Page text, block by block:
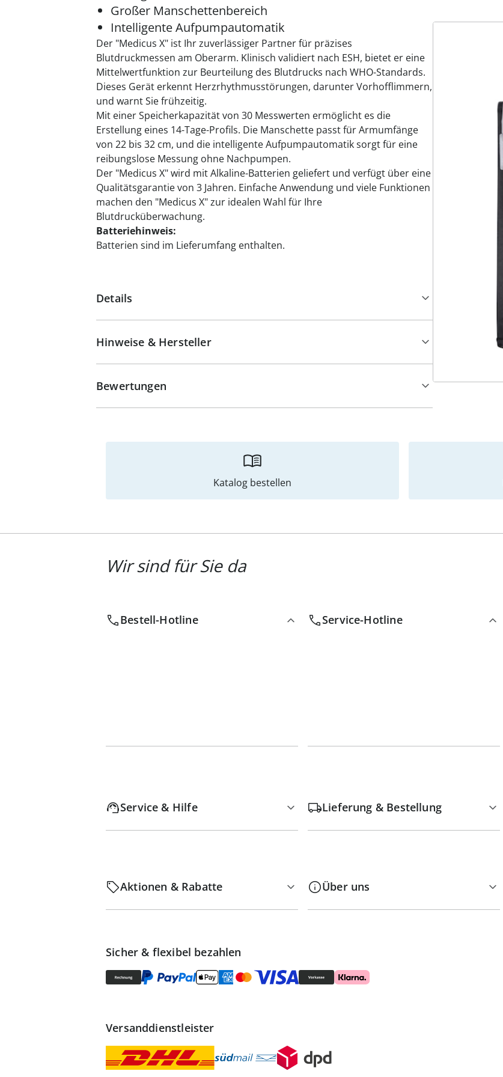
Großer Manschettenbereich
Intelligente Aufpumpautomatik
Der "Medicus X" ist Ihr zuverlässiger Partner für präzises
Blutdruckmessen am Oberarm. Klinisch validiert nach ESH, bietet er eine
Mittelwertfunktion zur Beurteilung des Blutdrucks nach WHO-Standards.
Dieses Gerät erkennt Herzrhythmusstörungen, darunter Vorhofflimmern,
und warnt Sie frühzeitig.
Mit einer Speicherkapazität von 30 Messwerten ermöglicht es die
Erstellung eines 14-Tage-Profils. Die Manschette passt für Armumfänge
von 22 bis 32 cm, und die intelligente Aufpumpautomatik sorgt für eine
reibungslose Messung ohne Nachpumpen.
Der "Medicus X" wird mit Alkaline-Batterien geliefert und verfügt über eine
Qualitätsgarantie von 3 Jahren. Einfache Anwendung und viele Funktionen
machen den "Medicus X" zur idealen Wahl für Ihre
Blutdrucküberwachung.
Batteriehinweis:
Batterien sind im Lieferumfang enthalten.
Details
Hinweise & Hersteller
Bewertungen
Katalog bestellen
Wir sind für Sie da
Bestell-Hotline Service-Hotline
Service & Hilfe Lieferung & Bestellung
Aktionen & Rabatte Über uns
Sicher & flexibel bezahlen
Versanddienstleister